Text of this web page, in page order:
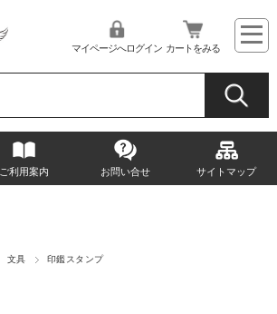
マイページへログイン カートをみる
ご利用案内 お問い合せ サイトマップ
文具 印鑑スタンプ